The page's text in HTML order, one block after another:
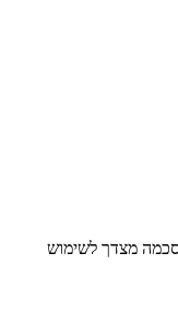
מצדך לשימוש